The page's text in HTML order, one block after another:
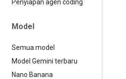
Penyiapan agen coding
Model
Semua model
Model Gemini terbaru
Nano Banana